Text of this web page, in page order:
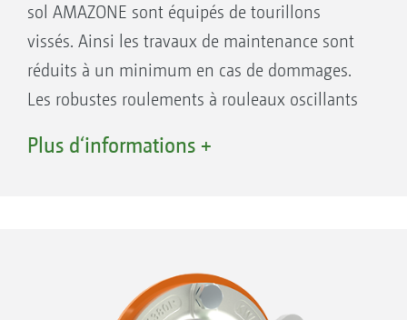
Rouleau barre SW 600 mm
sol AMAZONE sont équipés de tourillons
vissés. Ainsi les travaux de maintenance sont
réduits à un minimum en cas de dommages.
Les robustes roulements à rouleaux oscillants
importante.
Plus d‘informations +